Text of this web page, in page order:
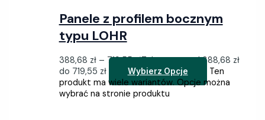
Panele z profilem bocznym
typu LOHR
388,68 zł – 719,55złZakres cen: od 388,68 zł
do 719,55 zł
Wybierz Opcje
Ten
produkt ma wiele wariantów. Opcje można
wybrać na stronie produktu